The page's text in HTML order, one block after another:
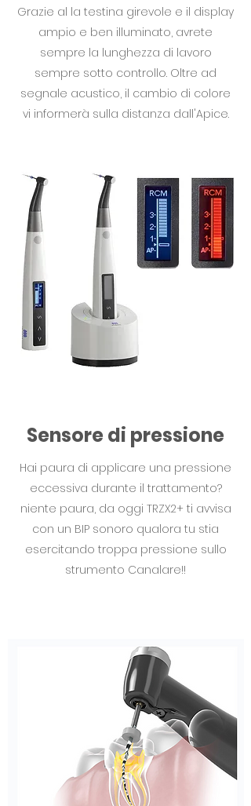
Grazie al la testina girevole e il display
ampio e ben illuminato, avrete
sempre la lunghezza di lavoro
sempre sotto controllo. Oltre ad
segnale acustico, il cambio di colore
vi informerà sulla distanza dall'Apice.
Sensore di pressione
Hai paura di applicare una pressione
eccessiva durante il trattamento?
niente paura, da oggi TRZX2+ ti avvisa
con un BIP sonoro qualora tu stia
esercitando troppa pressione sullo
strumento Canalare!!